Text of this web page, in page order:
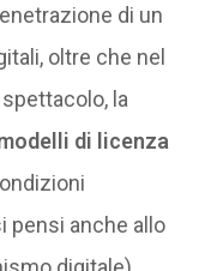
di un
oltre che nel
la
di licenza
pensi anche allo